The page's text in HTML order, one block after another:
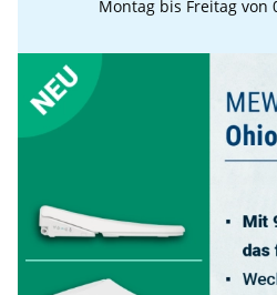
Montag bis Freitag von